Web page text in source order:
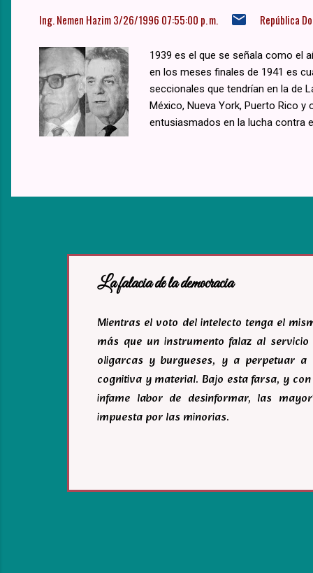
Ing. Nemen Hazim3/26/1996 07:55:00 p. m. República
1939 es el que se señala como el
en los meses finales de 1941 es
seccionales que tendrían en la de
México, Nueva York, Puerto Rico
entusiasmados en la lucha contra
La falacia de la democracia
Mientras el voto del intelecto tenga el
más que un instrumento falaz al
oligarcas y burgueses, y a perpetuar
cognitiva y material. Bajo esta farsa, y
infame labor de desinformar, las
impuesta por las minorias.